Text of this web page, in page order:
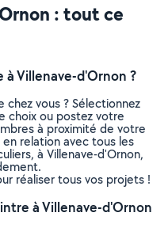
: tout ce
Villenave-d'Ornon ?
chez vous ? Sélectionnez
choix ou postez votre
à proximité de votre
relation avec tous les
à Villenave-d'Ornon,
réaliser tous vos projets !
à Villenave-d'Ornon